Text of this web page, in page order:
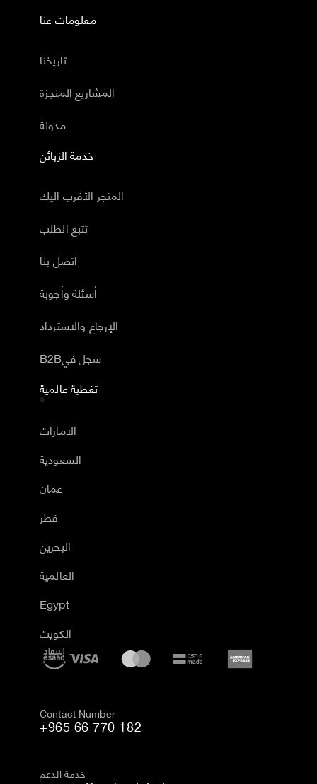
معلومات عنا
تاريخنا
المشاريع المنجزة
مدونة
خدمة الزبائن
المتجر الأقرب اليك
تتبع الطلب
اتصل بنا
أسئلة وأجوبة
الإرجاع والاسترداد
B2Bسجل في
تغطية عالمية
الامارات
السعودية
عمان
قطر
البحرين
العالمية
Egypt
الكويت
Contact Number
+965 66 770 182
خدمة الدعم